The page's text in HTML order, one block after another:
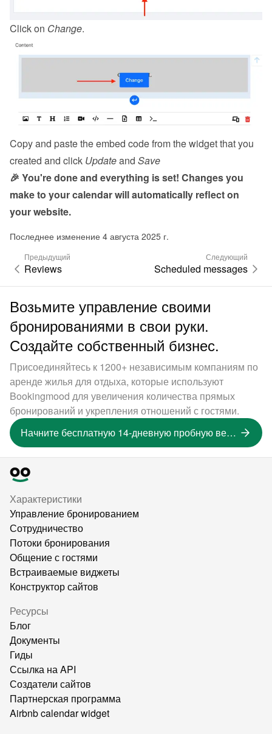
Click on Change.
Copy and paste the embed code from the widget that you
created and click Update and Save
🎉 You're done and everything is set! Changes you
make to your calendar will automatically reflect on
your website.
Последнее изменение 4 августа 2025 г.
Предыдущий
Reviews
Следующий
Scheduled messages
Возьмите управление своими
бронированиями в свои руки.
Создайте собственный бизнес.
Присоединяйтесь к 1200+ независимым компаниям по
аренде жилья для отдыха, которые используют
Bookingmood для увеличения количества прямых
бронирований и укрепления отношений с гостями.
Начните бесплатную 14-дневную пробную версию
Характеристики
Управление бронированием
Сотрудничество
Потоки бронирования
Общение с гостями
Встраиваемые виджеты
Конструктор сайтов
Ресурсы
Блог
Документы
Гиды
Ссылка на API
Создатели сайтов
Партнерская программа
Airbnb calendar widget